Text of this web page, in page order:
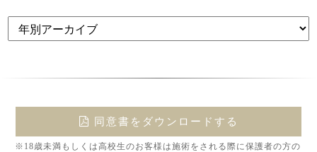
同意書をダウンロードする
※18歳未満もしくは高校生のお客様は施術をされる際に保護者の方の